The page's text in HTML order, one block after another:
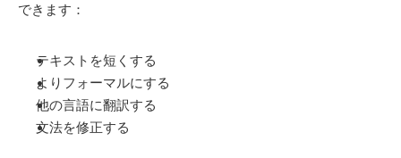
できます：
テキストを短くする
よりフォーマルにする
他の言語に翻訳する
文法を修正する